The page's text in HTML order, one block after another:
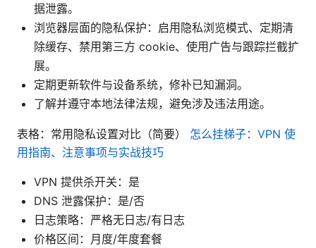
据泄露。
浏览器层面的隐私保护：启用隐私浏览模式、定期清
除缓存、禁用第三方 cookie、使用广告与跟踪拦截扩
展。
定期更新软件与设备系统，修补已知漏洞。
了解并遵守本地法律法规，避免涉及违法用途。
表格：常用隐私设置对比（简要） 怎么挂梯子：VPN 使
用指南、注意事项与实战技巧
VPN 提供杀开关：是
DNS 泄露保护：是/否
日志策略：严格无日志/有日志
价格区间：月度/年度套餐